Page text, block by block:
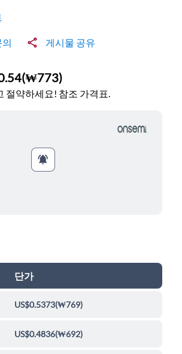
게시물 공유
(₩773)
절약하세요! 참조 가격표.
단가
US$0.5373(₩769)
US$0.4836(₩692)